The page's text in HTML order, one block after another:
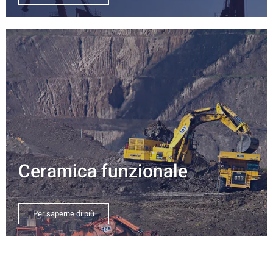
Ceramica funzionale
Per saperne di più